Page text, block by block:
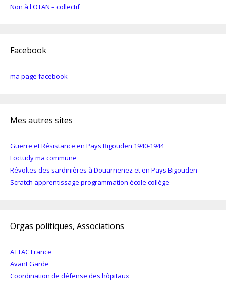
Non à l'OTAN – collectif
Facebook
ma page facebook
Mes autres sites
Guerre et Résistance en Pays Bigouden 1940-1944
Loctudy ma commune
Révoltes des sardinières à Douarnenez et en Pays Bigouden
Scratch apprentissage programmation école collège
Orgas politiques, Associations
ATTAC France
Avant Garde
Coordination de défense des hôpitaux